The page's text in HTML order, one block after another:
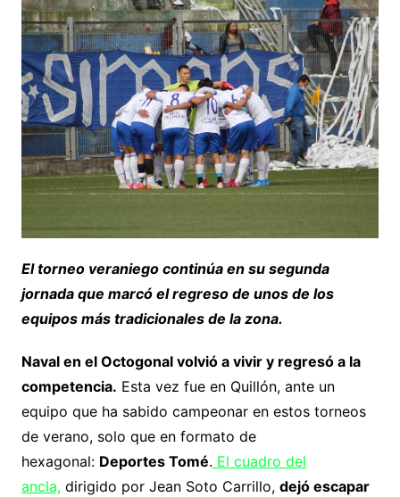
El torneo veraniego continúa en su segunda
jornada que marcó el regreso de unos de los
equipos más tradicionales de la zona.
Naval en el Octogonal volvió a vivir y regresó a la
competencia. Esta vez fue en Quillón, ante un
equipo que ha sabido campeonar en estos torneos
de verano, solo que en formato de
hexagonal: Deportes Tomé. El cuadro del
ancla,dirigido por Jean Soto Carrillo, dejó escapar